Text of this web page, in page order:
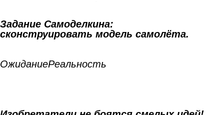
Задание Самоделкина:
сконструировать модель самолёта.
ОжиданиеРеальность